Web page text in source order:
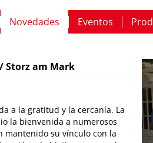
Storz am Mark
a la gratitud y la cercanía. La
la bienvenida a numerosos
mantenido su vínculo con la
Novedades Eventos